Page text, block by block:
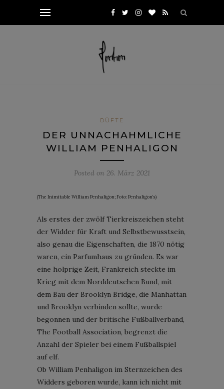
DÜFTE
DER UNNACHAHMLICHE
WILLIAM PENHALIGON
Posted on 26. März 2021
(The Inimitable William Penhaligon; Foto: Penhaligon’s)
Als erstes der zwölf Tierkreiszeichen steht
der Widder für Kraft und Selbstbewusstsein,
also genau die Eigenschaften, die 1870 nötig
waren, ein Parfumhaus zu gründen. Es war
eine holprige Zeit, Frankreich steckte im
Krieg mit dem Norddeutschen Bund, mit
dem Bau der Brooklyn Bridge, die Manhattan
und Brooklyn verbinden sollte, wurde
begonnen und der britische Fußballverband,
The Football Association, begrenzt die
Anzahl der Spieler bei einem Fußballspiel
auf elf.
Ob William Penhaligon im Sternzeichen des
Widders geboren wurde, kann ich nicht mit